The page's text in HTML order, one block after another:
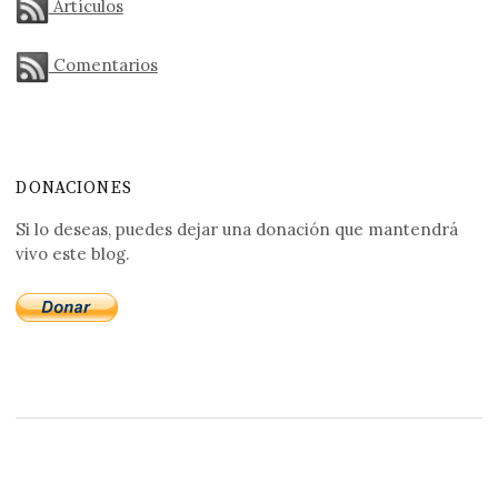
Artículos
Comentarios
DONACIONES
Si lo deseas, puedes dejar una donación que mantendrá
vivo este blog.